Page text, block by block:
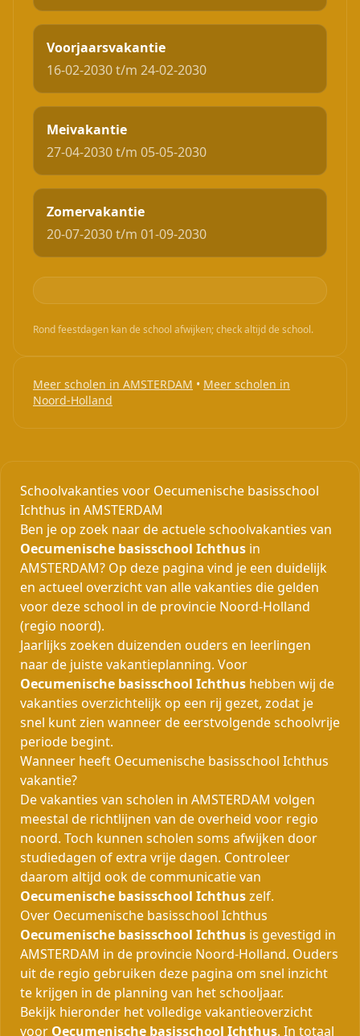
Voorjaarsvakantie
16-02-2030 t/m 24-02-2030
Meivakantie
27-04-2030 t/m 05-05-2030
Zomervakantie
20-07-2030 t/m 01-09-2030
Rond feestdagen kan de school afwijken; check altijd de school.
Meer scholen in AMSTERDAM • Meer scholen in
Noord-Holland
Schoolvakanties voor Oecumenische basisschool
Ichthus in AMSTERDAM
Ben je op zoek naar de actuele schoolvakanties van
Oecumenische basisschool Ichthus in
AMSTERDAM? Op deze pagina vind je een duidelijk
en actueel overzicht van alle vakanties die gelden
voor deze school in de provincie Noord-Holland
(regio noord).
Jaarlijks zoeken duizenden ouders en leerlingen
naar de juiste vakantieplanning. Voor
Oecumenische basisschool Ichthus hebben wij de
vakanties overzichtelijk op een rij gezet, zodat je
snel kunt zien wanneer de eerstvolgende schoolvrije
periode begint.
Wanneer heeft Oecumenische basisschool Ichthus
vakantie?
De vakanties van scholen in AMSTERDAM volgen
meestal de richtlijnen van de overheid voor regio
noord. Toch kunnen scholen soms afwijken door
studiedagen of extra vrije dagen. Controleer
daarom altijd ook de communicatie van
Oecumenische basisschool Ichthuszelf.
Over Oecumenische basisschool Ichthus
Oecumenische basisschool Ichthus is gevestigd in
AMSTERDAM in de provincie Noord-Holland. Ouders
uit de regio gebruiken deze pagina om snel inzicht
te krijgen in de planning van het schooljaar.
Bekijk hieronder het volledige vakantieoverzicht
voor Oecumenische basisschool Ichthus. In totaal